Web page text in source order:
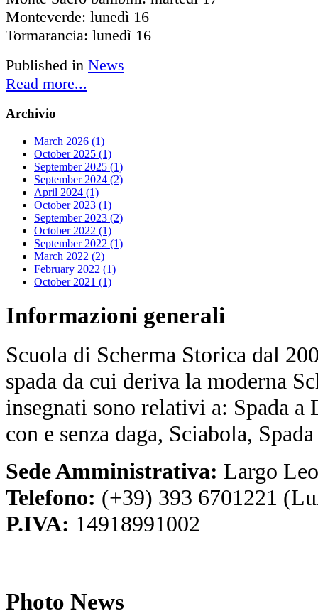
Monteverde: lunedì 16
Tormarancia: lunedì 16
Published in News
Read more...
Archivio
March 2026 (1)
October 2025 (1)
September 2025 (1)
September 2024 (2)
April 2024 (1)
October 2023 (1)
September 2023 (2)
October 2022 (1)
September 2022 (1)
March 2022 (2)
February 2022 (1)
October 2021 (1)
Informazioni generali
Scuola di Scherma Storica dal
spada da cui deriva la moderna
insegnati sono relativi a: Spada a
con e senza daga, Sciabola,
Sede Amministrativa: Largo
Telefono: (+39) 393 6701221
P.IVA: 14918991002
Photo News